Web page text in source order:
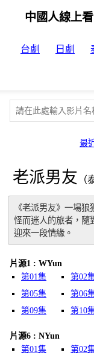
中國人線上看
台劇 日劇
最
老派男友 （
《老派男友》一場
怪而迷人的旅者，隨
迎來一段情緣。
片源1 : WYun
第01集
第02
第05集
第06
第09集
第10
片源6 : NYun
第01集
第02